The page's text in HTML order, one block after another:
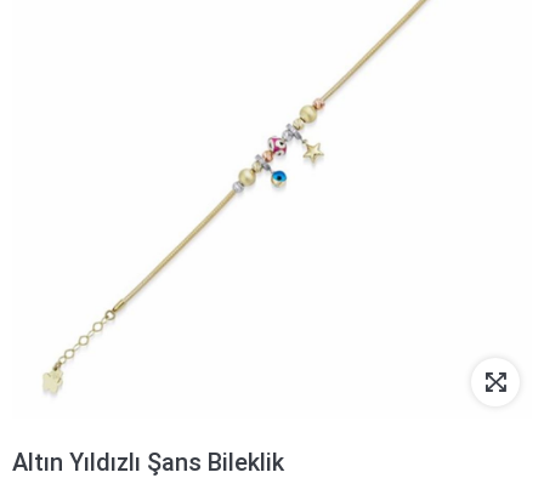
Altın Yıldızlı Şans Bileklik